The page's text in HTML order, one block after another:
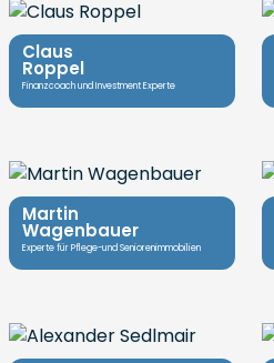
Claus
Roppel
Finanzcoach und Investment Experte
Martin
Wagenbauer
Experte für Pflege-und Seniorenimmobilien